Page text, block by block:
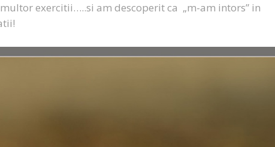
exercitii…..si am descoperit ca „m-am intors” in